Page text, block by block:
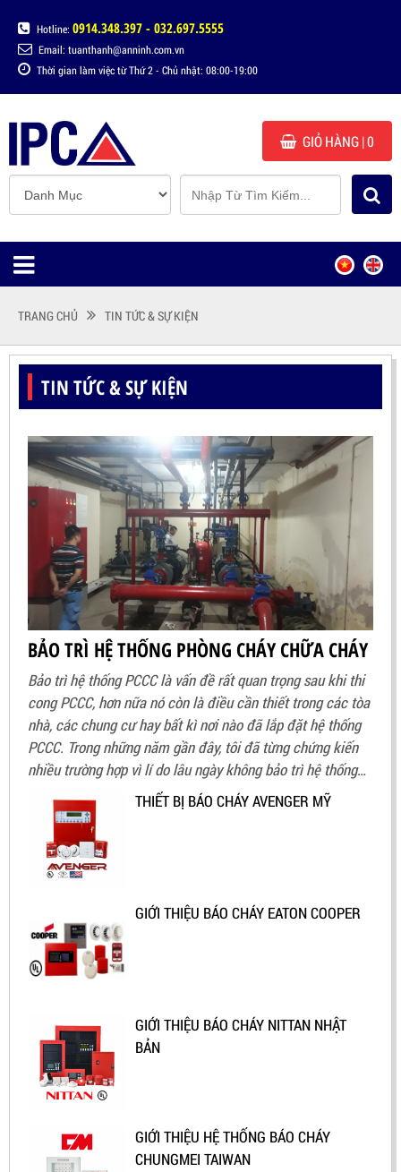
Hotline: 0914.348.397 - 032.697.5555
Email: tuanthanh@anninh.com.vn
Thời gian làm việc từ Thứ 2 - Chủ nhật: 08:00-19:00
GIỎ HÀNG| 0
TRANG CHỦ TIN TỨC & SỰ KIỆN
TIN TỨC & SỰ KIỆN
BẢO TRÌ HỆ THỐNG PHÒNG CHÁY CHỮA CHÁY
Bảo trì hệ thống PCCC là vấn đề rất quan trọng sau khi thi
cong PCCC, hơn nữa nó còn là điều cần thiết trong các tòa
nhà, các chung cư hay bất kì nơi nào đã lắp đặt hệ thống
PCCC. Trong những năm gần đây, tôi đã từng chứng kiến
nhiều trường hợp vì lí do lâu ngày không bảo trì hệ thống
PCCC dẫn đến hệ thống bị hỏng hoặc han rỉ cho nên không
hoạt động khi có hỏa hoạn .
THIẾT BỊ BÁO CHÁY AVENGER MỸ
GIỚI THIỆU BÁO CHÁY EATON COOPER
GIỚI THIỆU BÁO CHÁY NITTAN NHẬT
BẢN
GIỚI THIỆU HỆ THỐNG BÁO CHÁY
CHUNGMEI TAIWAN